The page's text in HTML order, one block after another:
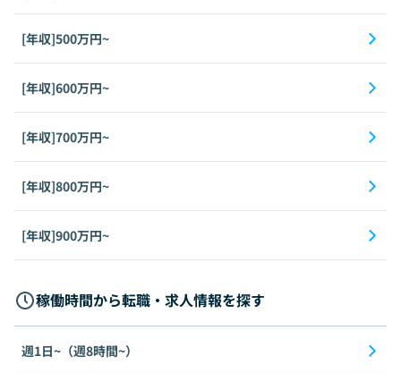
[年収]500万円~
[年収]600万円~
[年収]700万円~
[年収]800万円~
[年収]900万円~
稼働時間から転職・求人情報を探す
週1日~（週8時間~）